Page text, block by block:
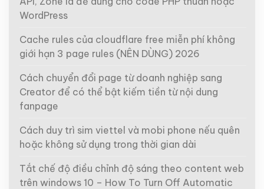
WordPress
Cache rules của cloudflare free miễn phí không
giới hạn 3 page rules (NÊN DÙNG) 2026
Cách chuyển đổi page từ doanh nghiệp sang
Creator để có thể bật kiếm tiền từ nội dung
fanpage
Cách duy trì sim viettel và mobi phone nếu quên
hoặc không sử dụng trong thời gian dài
Tắt chế độ điều chỉnh độ sáng theo content web
trên windows 10 – How To Turn Off Automatic